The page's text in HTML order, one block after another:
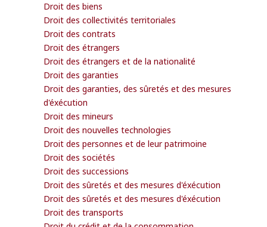
Droit des biens
Droit des collectivités territoriales
Droit des contrats
Droit des étrangers
Droit des étrangers et de la nationalité
Droit des garanties
Droit des garanties, des sûretés et des mesures
d'éxécution
Droit des mineurs
Droit des nouvelles technologies
Droit des personnes et de leur patrimoine
Droit des sociétés
Droit des successions
Droit des sûretés et des mesures d'éxécution
Droit des sûretés et des mesures d'éxécution
Droit des transports